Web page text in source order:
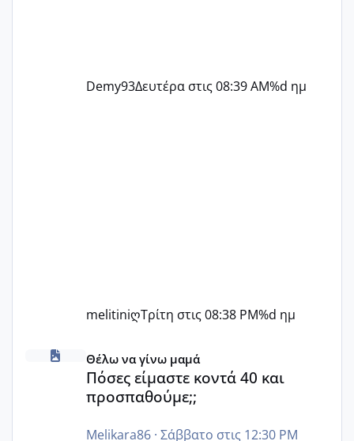
Demy93Δευτέρα στις 08:39 AM%d ημ
melitiniღΤρίτη στις 08:38 PM%d ημ
Πόσες είμαστε κοντά 40 και προσπαθούμε;;
Θέλω να γίνω μαμά
Πόσες είμαστε κοντά 40 και
προσπαθούμε;;
Melikara86· Σάββατο στις 12:30 PM